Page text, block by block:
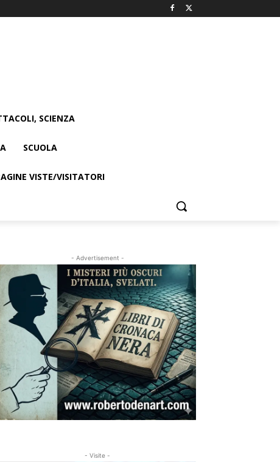
SCIENZA
SCUOLA
VISTE/VISITATORI
- Advertisement -
- Visite -